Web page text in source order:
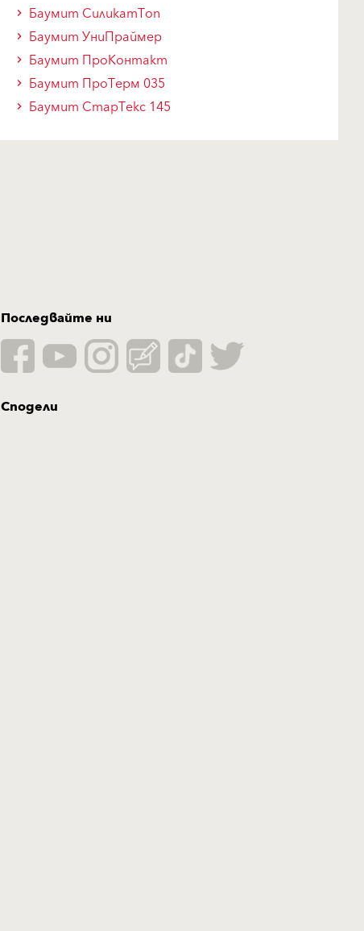
Баумит СиликатТоп
Баумит УниПраймер
Баумит ПроКонтакт
Баумит ПроТерм 035
Баумит СтарТекс 145
Последвайте ни
Сподели